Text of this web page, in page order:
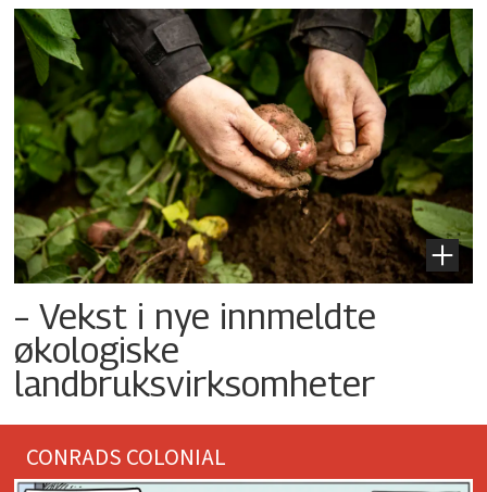
– Vekst i nye innmeldte
økologiske
landbruksvirksomheter
CONRADS COLONIAL